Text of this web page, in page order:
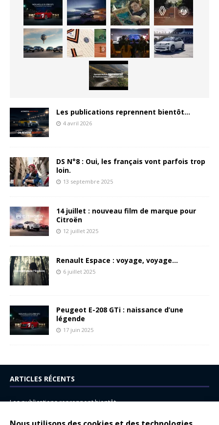
Les publications reprennent bientôt…
4 avril 2026
DS N°8 : Oui, les français vont parfois trop
loin.
13 septembre 2025
14 juillet : nouveau film de marque pour
Citroën
12 juillet 2025
Renault Espace : voyage, voyage…
6 juillet 2025
Peugeot E-208 GTi : naissance d’une
légende
17 juin 2025
ARTICLES RÉCENTS
Les publications reprennent bientôt…